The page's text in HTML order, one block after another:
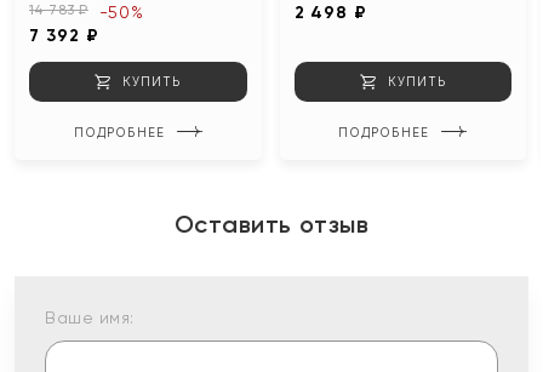
14 783 ₽
7 392 ₽
-50%
КУПИТЬ
ПОДРОБНЕЕ
2 498 ₽
КУПИТЬ
ПОДРОБНЕЕ
Оставить отзыв
Ваше имя: